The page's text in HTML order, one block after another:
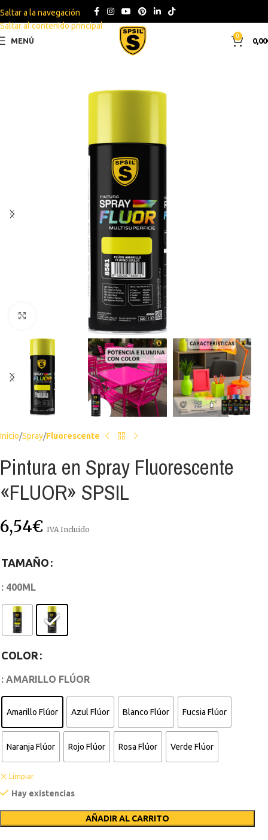
Saltar a la navegación
Saltar al contenido principal
MENÚ
0
0,00
Haga clic para ampliar
Inicio Spray Fluorescente
Pintura en Spray Fluorescente
«FLUOR» SPSIL
6,54€ IVA Incluido
TAMAÑO
: 400ML
COLOR
: AMARILLO FLÚOR
Amarillo Flúor Azul Flúor Blanco Flúor Fucsia Flúor
Naranja Flúor Rojo Flúor Rosa Flúor Verde Flúor
Limpiar
Hay existencias
AÑADIR AL CARRITO